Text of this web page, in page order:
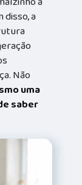
a
Não
uma
saber